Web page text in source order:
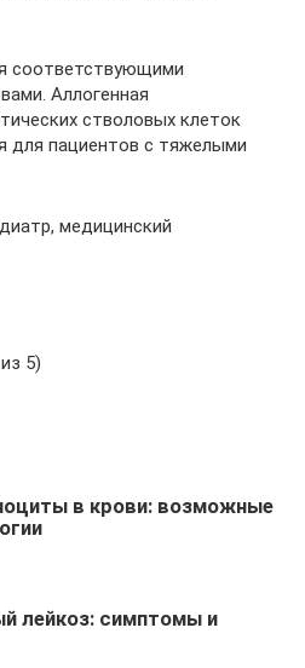
соответствующими
Аллогенная
стволовых клеток
для пациентов с тяжелыми
медицинский
из 5)
в крови: возможные
лейкоз: симптомы и